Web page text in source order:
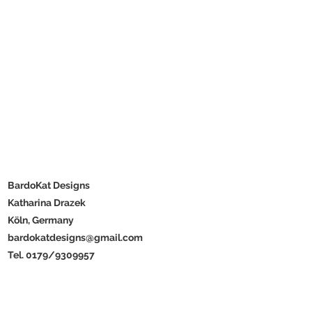
BardoKat Designs
Katharina Drazek
Köln, Germany
bardokatdesigns@gmail.com
Tel. 0179/9309957